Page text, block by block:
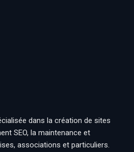
dans la création de sites
SEO, la maintenance et
associations et particuliers.